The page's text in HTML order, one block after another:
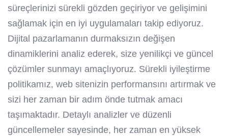
süreçlerinizi sürekli gözden geçiriyor ve gelişimini
sağlamak için en iyi uygulamaları takip ediyoruz.
Dijital pazarlamanın durmaksızın değişen
dinamiklerini analiz ederek, size yenilikçi ve güncel
çözümler sunmayı amaçlıyoruz. Sürekli iyileştirme
politikamız, web sitenizin performansını artırmak ve
sizi her zaman bir adım önde tutmak amacı
taşımaktadır. Detaylı analizler ve düzenli
güncellemeler sayesinde, her zaman en yüksek